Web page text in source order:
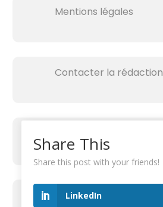
Mentions légales
Contacter la rédaction
RECHERCHER SUR LE SITE
Share This
Share this post with your friends!
LinkedIn